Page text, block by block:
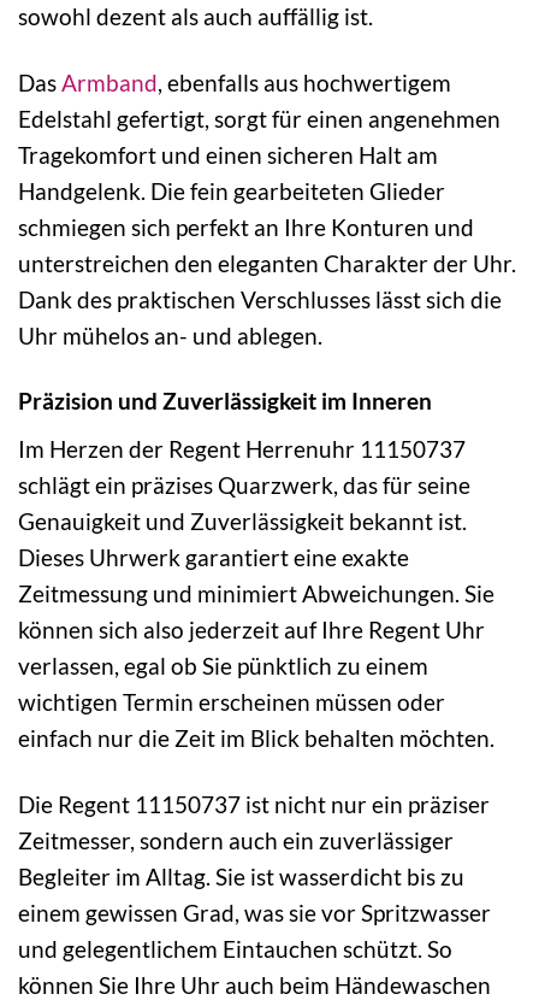
sowohl dezent als auch auffällig ist.
Das Armband , ebenfalls aus hochwertigem
Edelstahl gefertigt, sorgt für einen angenehmen
Tragekomfort und einen sicheren Halt am
Handgelenk. Die fein gearbeiteten Glieder
schmiegen sich perfekt an Ihre Konturen und
unterstreichen den eleganten Charakter der Uhr.
Dank des praktischen Verschlusses lässt sich die
Uhr mühelos an- und ablegen.
Präzision und Zuverlässigkeit im Inneren
Im Herzen der Regent Herrenuhr 11150737
schlägt ein präzises Quarzwerk, das für seine
Genauigkeit und Zuverlässigkeit bekannt ist.
Dieses Uhrwerk garantiert eine exakte
Zeitmessung und minimiert Abweichungen. Sie
können sich also jederzeit auf Ihre Regent Uhr
verlassen, egal ob Sie pünktlich zu einem
wichtigen Termin erscheinen müssen oder
einfach nur die Zeit im Blick behalten möchten.
Die Regent 11150737 ist nicht nur ein präziser
Zeitmesser, sondern auch ein zuverlässiger
Begleiter im Alltag. Sie ist wasserdicht bis zu
einem gewissen Grad, was sie vor Spritzwasser
und gelegentlichem Eintauchen schützt. So
können Sie Ihre Uhr auch beim Händewaschen